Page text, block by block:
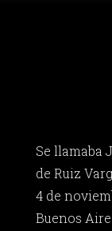
Se llamaba
de Ruiz
4 de
Buenos